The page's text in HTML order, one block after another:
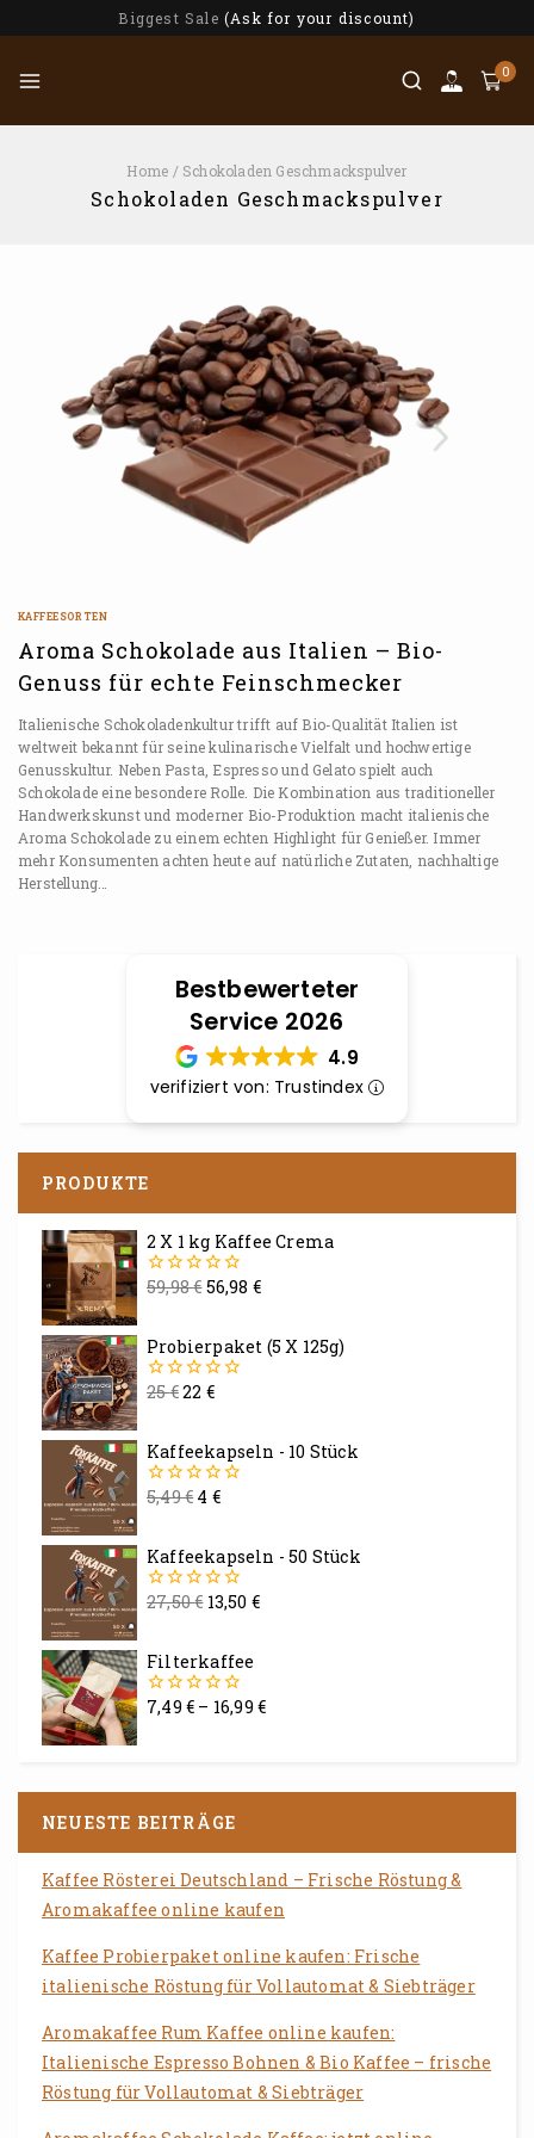
Biggest Sale (Ask for your discount)
0
Home / Schokoladen Geschmackspulver
Schokoladen Geschmackspulver
KAFFEESORTEN
Aroma Schokolade aus Italien – Bio-
Genuss für echte Feinschmecker
Italienische Schokoladenkultur trifft auf Bio-Qualität Italien ist
weltweit bekannt für seine kulinarische Vielfalt und hochwertige
Genusskultur. Neben Pasta, Espresso und Gelato spielt auch
Schokolade eine besondere Rolle. Die Kombination aus traditioneller
Handwerkskunst und moderner Bio-Produktion macht italienische
Aroma Schokolade zu einem echten Highlight für Genießer. Immer
mehr Konsumenten achten heute auf natürliche Zutaten, nachhaltige
Herstellung…
Bestbewerteter
Service 2026
4.9
verifiziert von: Trustindex
PRODUKTE
2 X 1 kg Kaffee Crema
0
59,98€56,98 €
Probierpaket (5 X 125g)
0
25€22 €
Kaffeekapseln - 10 Stück
0
5,49€4 €
Kaffeekapseln - 50 Stück
0
27,50€ 13,50 €
Filterkaffee
0
7,49 € – 16,99€
NEUESTE BEITRÄGE
Kaffee Rösterei Deutschland – Frische Röstung &
Aromakaffee online kaufen
Kaffee Probierpaket online kaufen: Frische
italienische Röstung für Vollautomat & Siebträger
Aromakaffee Rum Kaffee online kaufen:
Italienische Espresso Bohnen & Bio Kaffee – frische
Röstung für Vollautomat & Siebträger